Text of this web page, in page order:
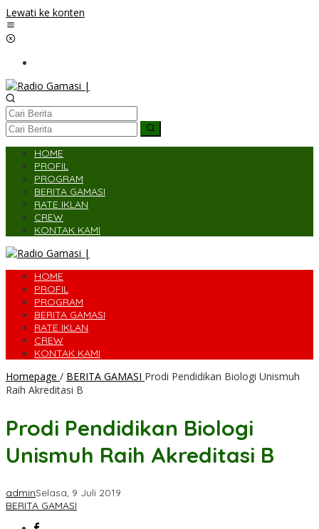
Lewati ke konten
HOME
PROFIL
PROGRAM
BERITA GAMASI
RATE IKLAN
CREW
KONTAK KAMI
HOME
PROFIL
PROGRAM
BERITA GAMASI
RATE IKLAN
CREW
KONTAK KAMI
Homepage / BERITA GAMASI Prodi Pendidikan Biologi Unismuh
Raih Akreditasi B
Prodi Pendidikan Biologi
Unismuh Raih Akreditasi B
adminSelasa, 9 Juli 2019
BERITA GAMASI